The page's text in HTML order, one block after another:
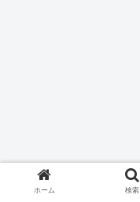
ホーム 検索